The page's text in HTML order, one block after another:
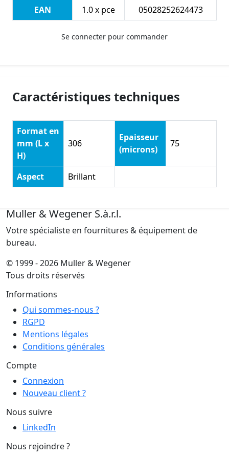
EAN
1.0 x pce 05028252624473
Se connecter pour commander
Caractéristiques techniques
Format en
mm (L x
H)
306
Epaisseur
(microns)
75
Aspect Brillant
Muller & Wegener S.à.r.l.
Votre spécialiste en fournitures & équipement de
bureau.
© 1999 - 2026 Muller & Wegener
Tous droits réservés
Informations
Qui sommes-nous ?
RGPD
Mentions légales
Conditions générales
Compte
Connexion
Nouveau client ?
Nous suivre
LinkedIn
Nous rejoindre ?